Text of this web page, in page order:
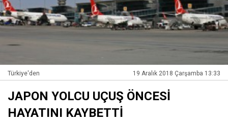
Türkiye'den 19 Aralık 2018 Çarşamba 13:33
JAPON YOLCU UÇUŞ ÖNCESİ
HAYATINI KAYBETTİ